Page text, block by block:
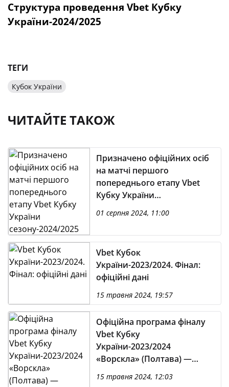
Структура проведення Vbet Кубку
України-2024/2025
ТЕГИ
Кубок України
ЧИТАЙТЕ ТАКОЖ
Призначено офіційних осіб
на матчі першого
попереднього етапу Vbet
Кубку України
01 серпня 2024, 11:00
Vbet Кубок
України-2023/2024. Фінал:
офіційні дані
15 травня 2024, 19:57
Офіційна програма фіналу
Vbet Кубку
України-2023/2024
«Ворскла» (Полтава) —
15 травня 2024, 12:03